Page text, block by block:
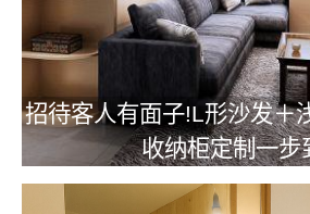
招待客人有面子!L形沙发＋
收纳柜定制一步